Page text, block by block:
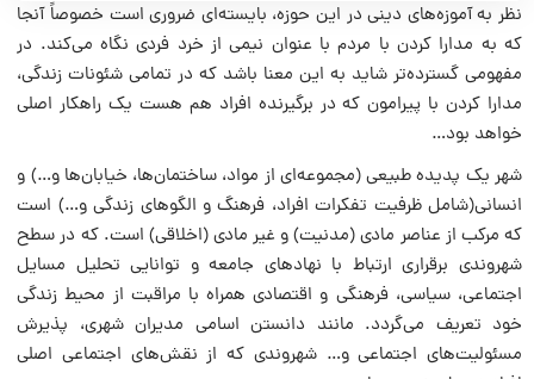
نظر به آموزه‌های دینی در این حوزه، بایسته‌ای ضروری است خصوصاً آنجا
که به مدارا کردن با مردم با عنوان نیمی از خرد فردی نگاه می‌کند. در
مفهومی گسترده‌تر شاید به این معنا باشد که در تمامی شئونات زندگی،
مدارا کردن با پیرامون که در برگیرنده افراد هم هست یک راهکار اصلی
خواهد بود…
شهر یک پدیده طبیعی (مجموعه‌ای از مواد، ساختمان‌ها، خیابان‌ها و…) و
انسانی(شامل ظرفیت تفکرات افراد، فرهنگ و الگوهای زندگی و…) است
که مرکب از عناصر مادی (مدنیت) و غیر مادی (اخلاقی) است. که در سطح
شهروندی برقراری ارتباط با نهادهای جامعه و توانایی تحلیل مسایل
اجتماعی، سیاسی، فرهنگی و اقتصادی همراه با مراقبت از محیط زندگی
خود تعریف می‌گردد. مانند دانستن اسامی مدیران شهری، پذیرش
مسئولیت‌های اجتماعی و… شهروندی که از نقش‌های اجتماعی اصلی